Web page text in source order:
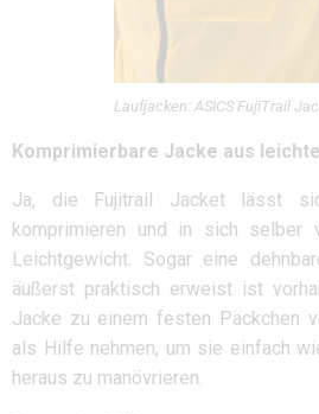
Laufjacken: ASICS FujiTrail
Komprimierbare Jacke aus
Ja, die Fujitrail Jacket lässt
komprimieren und in sich selber
Leichtgewicht. Sogar eine
äußerst praktisch erweist ist
Jacke zu einem festen Päckchen
als Hilfe nehmen, um sie einfach
heraus zu manövrieren.